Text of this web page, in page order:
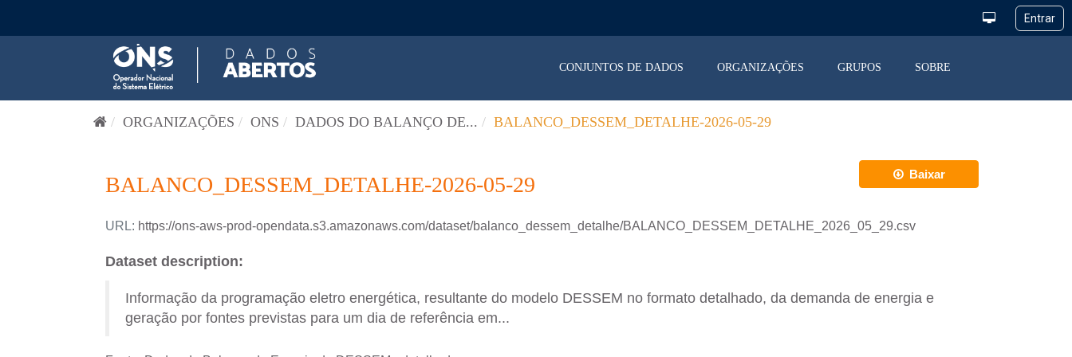
CONJUNTOS DE DADOS ORGANIZAÇÕES GRUPOS SOBRE
ORGANIZAÇÕES ONS DADOS DO BALANÇO DE... BALANCO_DESSEM_DETALHE-2026-05-29
Baixar
BALANCO_DESSEM_DETALHE-2026-05-29
URL: https://ons-aws-prod-opendata.s3.amazonaws.com/dataset/balanco_dessem_detalhe/BALANCO_DESSEM_DETALHE_2026_05_29.csv
Dataset description:
Informação da programação eletro energética, resultante do modelo DESSEM no formato detalhado, da demanda de energia e
geração por fontes previstas para um dia de referência em...